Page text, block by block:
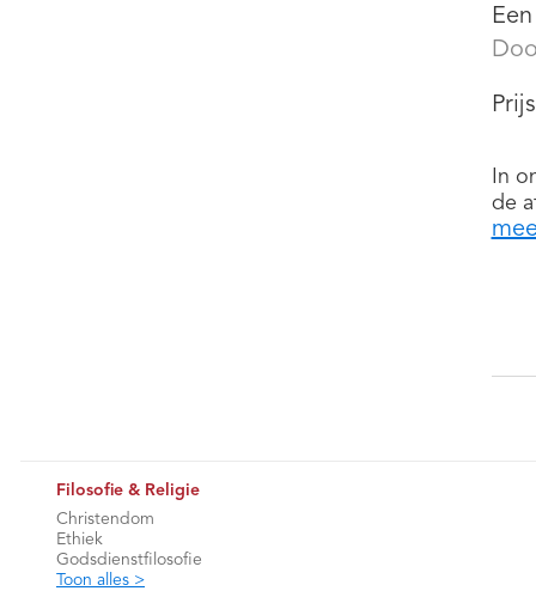
In
de
Filosofie & Religie
Christendom
Ethiek
Godsdienstfilosofie
Toon alles >